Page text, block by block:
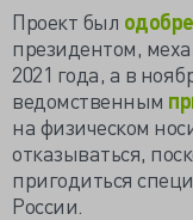
Проект был
президентом,
2021 года, а в
ведомственным
на физическом
отказываться,
пригодиться
России.